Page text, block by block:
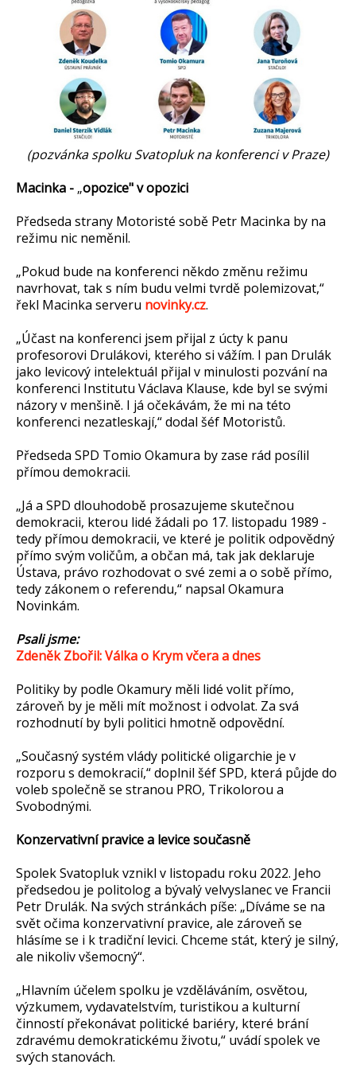
(pozvánka spolku Svatopluk na konferenci v Praze)
Macinka - „opozice" v opozici
Předseda strany Motoristé sobě Petr Macinka by na
režimu nic neměnil.
„Pokud bude na konferenci někdo změnu režimu
navrhovat, tak s ním budu velmi tvrdě polemizovat,“
řekl Macinka serveru novinky.cz.
„Účast na konferenci jsem přijal z úcty k panu
profesorovi Drulákovi, kterého si vážím. I pan Drulák
jako levicový intelektuál přijal v minulosti pozvání na
konferenci Institutu Václava Klause, kde byl se svými
názory v menšině. I já očekávám, že mi na této
konferenci nezatleskají,“ dodal šéf Motoristů.
Předseda SPD Tomio Okamura by zase rád posílil
přímou demokracii.
„Já a SPD dlouhodobě prosazujeme skutečnou
demokracii, kterou lidé žádali po 17. listopadu 1989 -
tedy přímou demokracii, ve které je politik odpovědný
přímo svým voličům, a občan má, tak jak deklaruje
Ústava, právo rozhodovat o své zemi a o sobě přímo,
tedy zákonem o referendu,“ napsal Okamura
Novinkám.
Psali jsme:
Zdeněk Zbořil: Válka o Krym včera a dnes
Politiky by podle Okamury měli lidé volit přímo,
zároveň by je měli mít možnost i odvolat. Za svá
rozhodnutí by byli politici hmotně odpovědní.
„Současný systém vlády politické oligarchie je v
rozporu s demokracií,“ doplnil šéf SPD, která půjde do
voleb společně se stranou PRO, Trikolorou a
Svobodnými.
Konzervativní pravice a levice současně
Spolek Svatopluk vznikl v listopadu roku 2022. Jeho
předsedou je politolog a bývalý velvyslanec ve Francii
Petr Drulák. Na svých stránkách píše: „Díváme se na
svět očima konzervativní pravice, ale zároveň se
hlásíme se i k tradiční levici. Chceme stát, který je silný,
ale nikoliv všemocný“.
„Hlavním účelem spolku je vzděláváním, osvětou,
výzkumem, vydavatelstvím, turistikou a kulturní
činností překonávat politické bariéry, které brání
zdravému demokratickému životu,“ uvádí spolek ve
svých stanovách.